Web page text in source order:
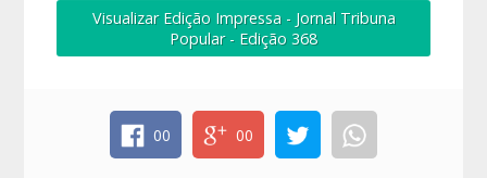
Visualizar Edição Impressa - Jornal Tribuna
Popular - Edição 368
00 00